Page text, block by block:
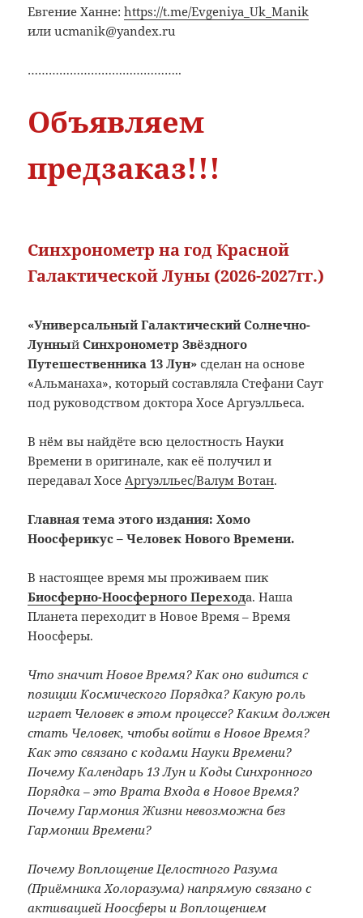
Евгение Ханне:https://t.me/Evgeniya_Uk_Manik
или ucmanik@yandex.ru
……………………………………..
Объявляем
предзаказ!!!
Синхронометр на год Красной
Галактической Луны (2026-2027гг.)
«Универсальный Галактический Солнечно-
ЛунныйСинхронометр Звёздного
Путешественника 13 Лун» сделан на основе
«Альманаха», который составляла Стефани Саут
под руководством доктора Хосе Аргуэлльеса.
В нём вы найдёте всю целостность Науки
Времени в оригинале, как её получил и
передавал ХосеАргуэлльес/Валум Вотан.
Главная тема этого издания: Хомо
Ноосферикус – Человек Нового Времени.
В настоящее время мы проживаем пик
Биосферно-Ноосферного Перехода. Наша
Планета переходит в Новое Время – Время
Ноосферы.
Что значит Новое Время? Как оно видится с
позиции Космического Порядка? Какую роль
играет Человек в этом процессе? Каким должен
стать Человек, чтобы войти в Новое Время?
Как это связано с кодами Науки Времени?
Почему Календарь 13 Лун и Коды Синхронного
Порядка – это Врата Входа в Новое Время?
Почему Гармония Жизни невозможна без
Гармонии Времени?
Почему Воплощение Целостного Разума
(Приёмника Холоразума) напрямую связано с
активацией Ноосферы и Воплощением